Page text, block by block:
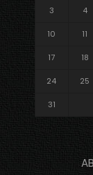
3 4
10 11
17 18
24 25
31